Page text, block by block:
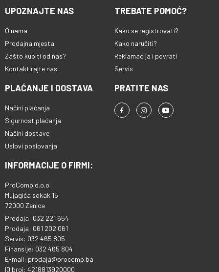
UPOZNAJTE NAS
O nama
Prodajna mjesta
Zašto kupiti od nas?
Kontaktirajte nas
TREBATE POMOĆ?
Kako se registrovati?
Kako naručiti?
Reklamacija i povrati
Servis
PLAĆANJE I DOSTAVA
Načini plaćanja
Sigurnost plaćanja
Načini dostave
Uslovi poslovanja
PRATITE NAS
INFORMACIJE O FIRMI:
ProComp d.o.o.
Mujagića sokak 15
72000 Zenica
Prodaja: 032 221 654
Prodaja: 061 202 061
Servis: 032 465 805
Finansije: 032 465 804
E-mail: prodaja@procomp.ba
ID broj: 4218813920000